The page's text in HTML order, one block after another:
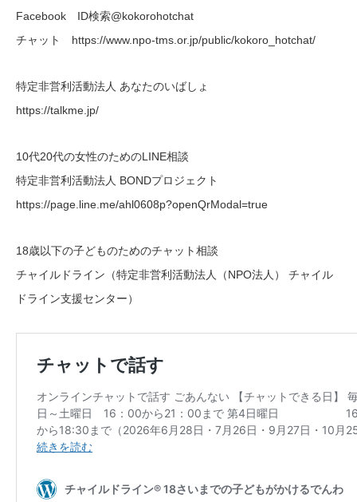
Facebook ID検索@kokorohotchat
チャット https://www.npo-tms.or.jp/public/kokoro_hotchat/
特定非営利活動法人 あなたのいばしょ
https://talkme.jp/
10代20代の女性のためのLINE相談
特定非営利活動法人 BONDプロジェクト
https://page.line.me/ahl0608p?openQrModal=true
18歳以下の子どものためのチャット相談
チャイルドライン（特定非営利活動法人（NPO法人） チャイル
ドライン支援センター）